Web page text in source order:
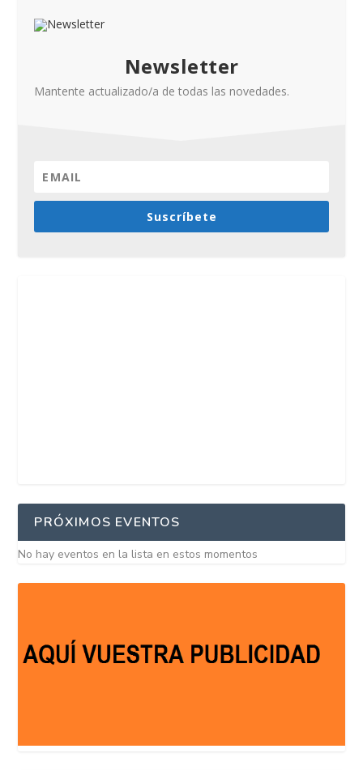
Newsletter
Mantente actualizado/a de todas las novedades.
Suscríbete
PRÓXIMOS EVENTOS
No hay eventos en la lista en estos momentos